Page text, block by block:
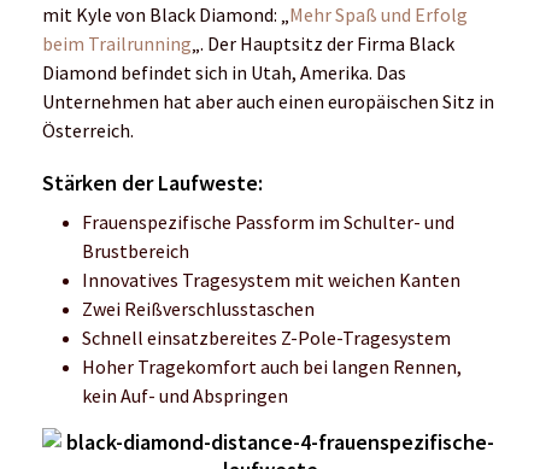
mit Kyle von Black Diamond: „ Mehr Spaß und Erfolg
beim Trailrunning „. Der Hauptsitz der Firma Black
Diamond befindet sich in Utah, Amerika. Das
Unternehmen hat aber auch einen europäischen Sitz in
Österreich.
Stärken der Laufweste:
Frauenspezifische Passform im Schulter- und
Brustbereich
Innovatives Tragesystem mit weichen Kanten
Zwei Reißverschlusstaschen
Schnell einsatzbereites Z-Pole-Tragesystem
Hoher Tragekomfort auch bei langen Rennen,
kein Auf- und Abspringen